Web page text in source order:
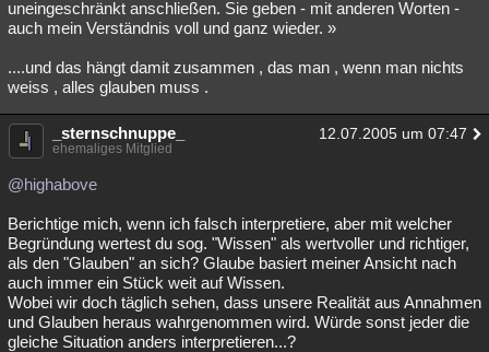
uneingeschränkt anschließen. Sie geben - mit anderen Worten -
auch mein Verständnis voll und ganz wieder. »
....und das hängt damit zusammen , das man , wenn man nichts
weiss , alles glauben muss .
_sternschnuppe_ 12.07.2005 um 07:47
ehemaliges Mitglied
@highabove
Berichtige mich, wenn ich falsch interpretiere, aber mit welcher
Begründung wertest du sog. "Wissen" als wertvoller und richtiger,
als den "Glauben" an sich? Glaube basiert meiner Ansicht nach
auch immer ein Stück weit auf Wissen.
Wobei wir doch täglich sehen, dass unsere Realität aus Annahmen
und Glauben heraus wahrgenommen wird. Würde sonst jeder die
gleiche Situation anders interpretieren...?